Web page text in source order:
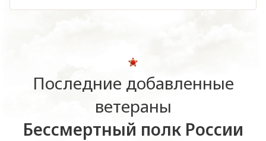
Последние добавленные
ветераны
Бессмертный полк России